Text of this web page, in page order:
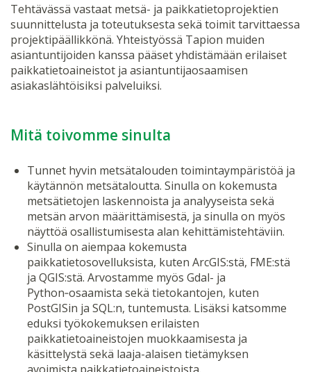
Tehtävässä vastaat metsä- ja paikkatietoprojektien
suunnittelusta ja toteutuksesta sekä toimit tarvittaessa
projektipäällikkönä. Yhteistyössä Tapion muiden
asiantuntijoiden kanssa pääset yhdistämään erilaiset
paikkatietoaineistot ja asiantuntijaosaamisen
asiakaslähtöisiksi palveluiksi.
Mitä toivomme sinulta
Tunnet hyvin metsätalouden toimintaympäristöä ja
käytännön metsätaloutta. Sinulla on kokemusta
metsätietojen laskennoista ja analyyseista sekä
metsän arvon määrittämisestä, ja sinulla on myös
näyttöä osallistumisesta alan kehittämistehtäviin.
Sinulla on aiempaa kokemusta
paikkatietosovelluksista, kuten ArcGIS:stä, FME:stä
ja QGIS:stä. Arvostamme myös Gdal- ja
Python‑osaamista sekä tietokantojen, kuten
PostGISin ja SQL:n, tuntemusta. Lisäksi katsomme
eduksi työkokemuksen erilaisten
paikkatietoaineistojen muokkaamisesta ja
käsittelystä sekä laaja-alaisen tietämyksen